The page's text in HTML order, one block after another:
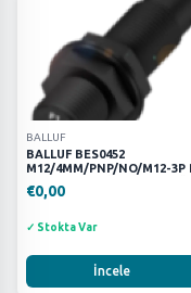
SIRALAMA
BALLUF
BALLUF BES0452
M12/4MM/PNP/NO/M12-3P
€0,00
✓ Stokta Var
İncele